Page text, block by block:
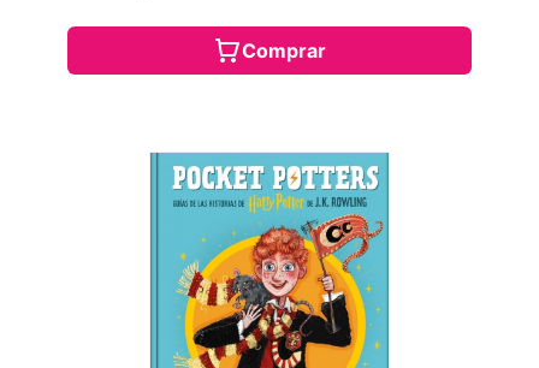
Comprar